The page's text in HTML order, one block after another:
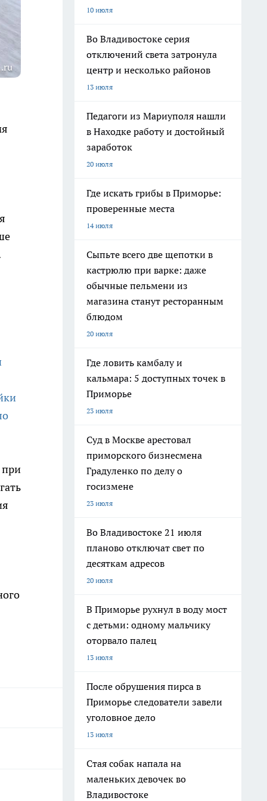
при
10 июля
Во Владивостоке серия
отключений света затронула
центр и несколько районов
13 июля
Педагоги из Мариуполя нашли
в Находке работу и достойный
заработок
20 июля
Где искать грибы в Приморье:
проверенные места
14 июля
Сыпьте всего две щепотки в
кастрюлю при варке: даже
обычные пельмени из
магазина станут ресторанным
блюдом
20 июля
Где ловить камбалу и
кальмара: 5 доступных точек в
Приморье
23 июля
Суд в Москве арестовал
приморского бизнесмена
Градуленко по делу о
госизмене
23 июля
Во Владивостоке 21 июля
планово отключат свет по
десяткам адресов
20 июля
В Приморье рухнул в воду мост
с детьми: одному мальчику
оторвало палец
13 июля
После обрушения пирса в
Приморье следователи завели
уголовное дело
13 июля
Стая собак напала на
маленьких девочек во
Владивостоке